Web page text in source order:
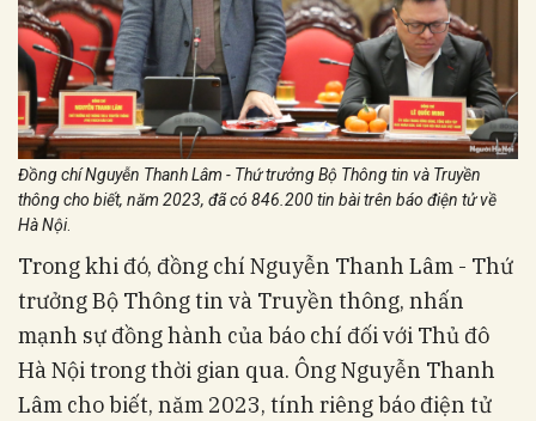
Đồng chí Nguyễn Thanh Lâm - Thứ trưởng Bộ Thông tin và Truyền
thông cho biết, năm 2023, đã có 846.200 tin bài trên báo điện tử về
Hà Nội.
Trong khi đó, đồng chí Nguyễn Thanh Lâm - Thứ
trưởng Bộ Thông tin và Truyền thông, nhấn
mạnh sự đồng hành của báo chí đối với Thủ đô
Hà Nội trong thời gian qua. Ông Nguyễn Thanh
Lâm cho biết, năm 2023, tính riêng báo điện tử